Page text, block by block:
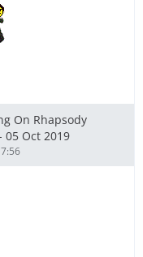
On Rhapsody
05 Oct 2019